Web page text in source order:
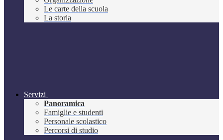
Le carte della scuola
La storia
Servizi
Panoramica
Famiglie e studenti
Personale scolastico
Percorsi di studio